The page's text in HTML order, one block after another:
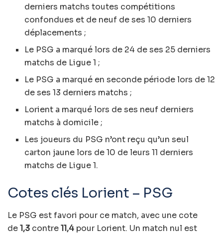
derniers matchs toutes compétitions
confondues et de neuf de ses 10 derniers
déplacements ;
Le PSG a marqué lors de 24 de ses 25 derniers
matchs de Ligue 1 ;
Le PSG a marqué en seconde période lors de 12
de ses 13 derniers matchs ;
Lorient a marqué lors de ses neuf derniers
matchs à domicile ;
Les joueurs du PSG n’ont reçu qu’un seul
carton jaune lors de 10 de leurs 11 derniers
matchs de Ligue 1.
Cotes clés Lorient – PSG
Le PSG est favori pour ce match, avec une cote
de1,3 contre11,4 pour Lorient. Un match nul est